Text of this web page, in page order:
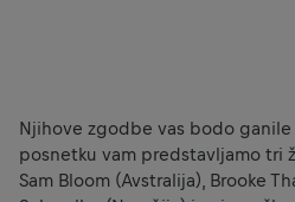
Njihove zgodbe vas bodo
posnetku vam predstavljamo tri
Sam Bloom (Avstralija), Brooke